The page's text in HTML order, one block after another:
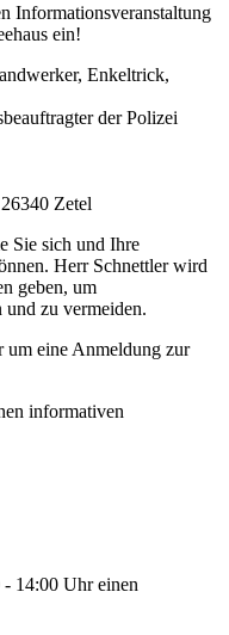
Informationsveranstaltung
ein!
Enkeltrick,
der Polizei
Zetel
Sie sich und Ihre
Herr Schnettler wird
geben, um
und zu vermeiden.
um eine Anmeldung zur
informativen
14:00 Uhr einen